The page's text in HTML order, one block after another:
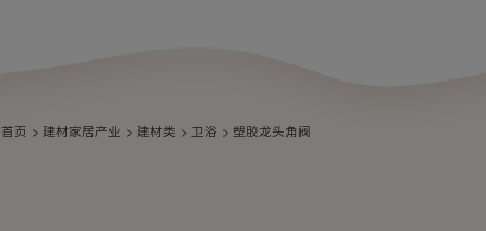
首页 > 建材家居产业 > 建材类 > 卫浴 > 塑胶龙头角阀